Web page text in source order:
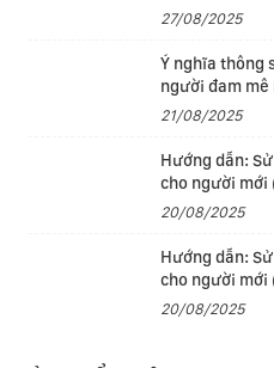
iPhone 15 Pro Max
iPhone 14 Pro Max
27/08/2025
Ý nghĩa thông
người đam mê
21/08/2025
Hướng dẫn:
cho người mới
20/08/2025
Hướng dẫn:
cho người mới
20/08/2025